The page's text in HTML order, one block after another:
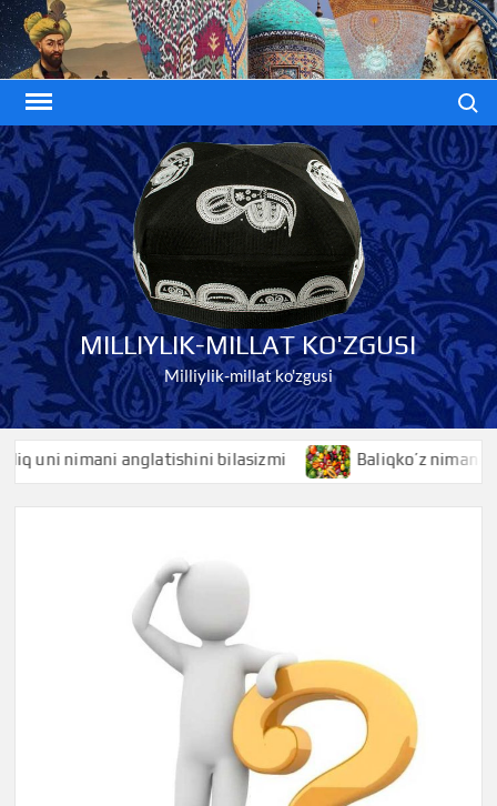
Skip
to
content
MILLIYLIK-MILLAT KO'ZGUSI
Milliylik-millat ko'zgusi
nimani anglatishini bilasizmi Baliqko’z nimani